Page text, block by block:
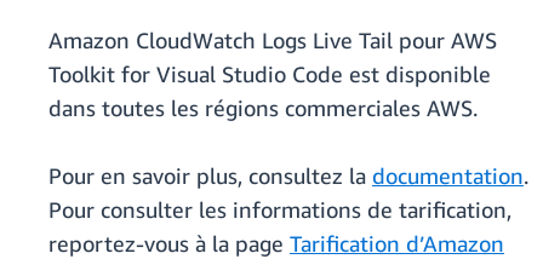
Amazon CloudWatch Logs Live Tail pour AWS
Toolkit for Visual Studio Code est disponible
dans toutes les régions commerciales AWS.
Pour en savoir plus, consultez la documentation.
Pour consulter les informations de tarification,
reportez-vous à la page Tarification d’Amazon